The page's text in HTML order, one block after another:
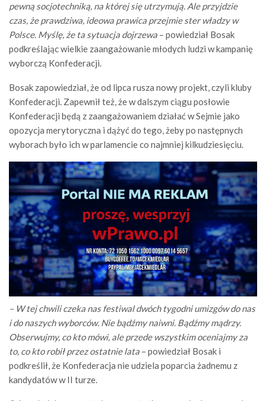
pewną socjotechniką, na której się utrzymują. Ale przyjdzie
czas, że prawdziwa, ideowa prawica przejmie ster władzy w
Polsce. Myślę, że ta sytuacja dojrzewa – powiedział Bosak
podkreślając wielkie zaangażowanie młodych ludzi w kampanię
wyborczą Konfederacji.
Bosak zapowiedział, że od lipca rusza nowy projekt, czyli kluby
Konfederacji. Zapewnił też, że w dalszym ciągu posłowie
Konfederacji będą z zaangażowaniem działać w Sejmie jako
opozycja merytoryczna i dążyć do tego, żeby po następnych
wyborach było ich w parlamencie co najmniej kilkudziesięciu.
– W tej chwili czeka nas festiwal dwóch tygodni umizgów do nas
i do naszych wyborców. Nie bądźmy naiwni. Bądźmy mądrzy.
Obserwujmy, co kto mówi, ale przede wszystkim oceniajmy za
to, co kto robił przez ostatnie lata – powiedział Bosak i
podkreślił, że Konfederacja nie udziela poparcia żadnemu z
kandydatów w II turze.